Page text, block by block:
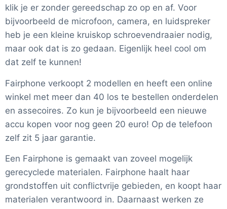
klik je er zonder gereedschap zo op en af. Voor
bijvoorbeeld de microfoon, camera, en luidspreker
heb je een kleine kruiskop schroevendraaier nodig,
maar ook dat is zo gedaan. Eigenlijk heel cool om
dat zelf te kunnen!
Fairphone verkoopt 2 modellen en heeft een online
winkel met meer dan 40 los te bestellen onderdelen
en assecoires. Zo kun je bijvoorbeeld een nieuwe
accu kopen voor nog geen 20 euro! Op de telefoon
zelf zit 5 jaar garantie.
Een Fairphone is gemaakt van zoveel mogelijk
gerecyclede materialen. Fairphone haalt haar
grondstoffen uit conflictvrije gebieden, en koopt haar
materialen verantwoord in. Daarnaast werken ze